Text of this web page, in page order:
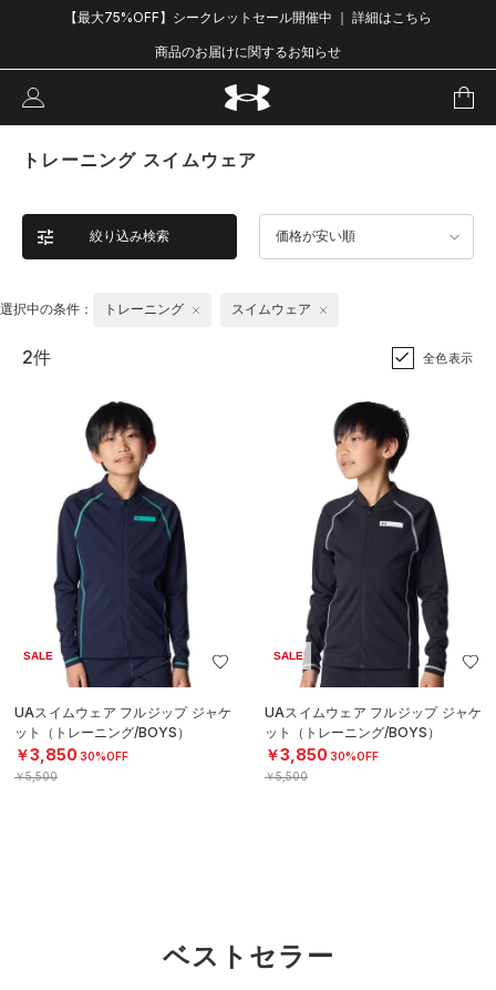
【最大75%OFF】シークレットセール開催中 ｜ 詳細はこちら
商品のお届けに関するお知らせ
トレーニング スイムウェア
絞り込み検索 価格が安い順
選択中の条件： トレーニング スイムウェア
2件 全色表示
SALE
UAスイムウェア フルジップ ジャケ
ット（トレーニング/BOYS）
￥3,850 30%OFF
￥5,500
SALE
UAスイムウェア フルジップ ジャケ
ット（トレーニング/BOYS）
￥3,850 30%OFF
￥5,500
ベストセラー